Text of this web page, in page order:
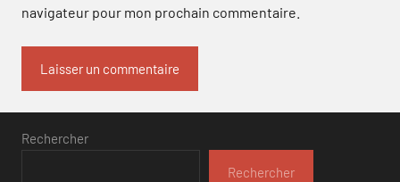
navigateur pour mon prochain commentaire.
Rechercher
Rechercher